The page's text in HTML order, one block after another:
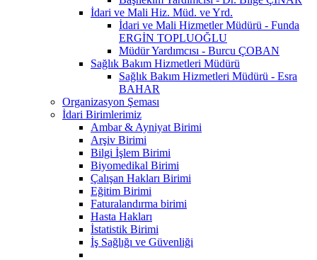
İdari ve Mali Hiz. Müd. ve Yrd.
İdari ve Mali Hizmetler Müdürü - Funda
ERGİN TOPLUOĞLU
Müdür Yardımcısı - Burcu ÇOBAN
Sağlık Bakım Hizmetleri Müdürü
Sağlık Bakım Hizmetleri Müdürü - Esra
BAHAR
Organizasyon Şeması
İdari Birimlerimiz
Ambar & Ayniyat Birimi
Arşiv Birimi
Bilgi İşlem Birimi
Biyomedikal Birimi
Çalışan Hakları Birimi
Eğitim Birimi
Faturalandırma birimi
Hasta Hakları
İstatistik Birimi
İş Sağlığı ve Güvenliği